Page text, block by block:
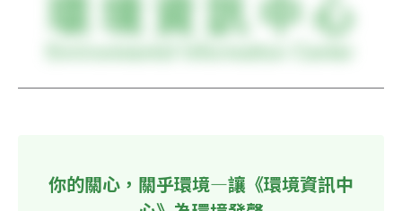
你的關心，關乎環境—讓《環境資訊中